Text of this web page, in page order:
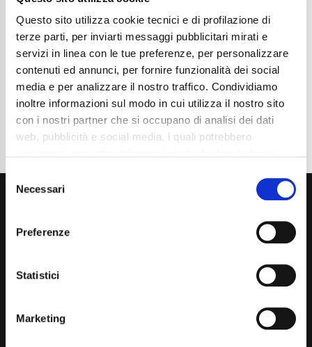
Questo sito utilizza cookie tecnici e di profilazione di
terze parti, per inviarti messaggi pubblicitari mirati e
servizi in linea con le tue preferenze, per personalizzare
contenuti ed annunci, per fornire funzionalità dei social
media e per analizzare il nostro traffico. Condividiamo
inoltre informazioni sul modo in cui utilizza il nostro sito
con i nostri partner che si occupano di analisi dei dati
web, pubblicità e social media, i quali potrebbero
mera chiusura del banner non comporta l’accettazione
tutti” o selezionando le diverse categorie di cookies
Consent
Selection
Necessari
Preferenze
Statistici
Marketing
Tipo Di Carburante
Benzina
Normativa Euro
Euro6e
Dettaglio
Via Giuditta Pasta 2, Como (CO) 22100